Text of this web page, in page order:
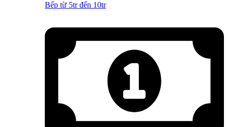
Bếp từ 5tr đến 10tr